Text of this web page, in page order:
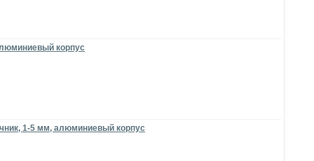
корпус
1-5 мм, алюминиевый корпус